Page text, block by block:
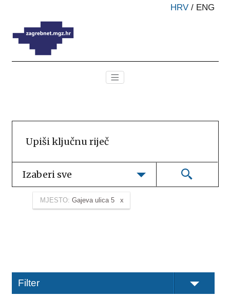
HRV / ENG
Izaberi sve
MJESTO: Gajeva ulica 5
Filter